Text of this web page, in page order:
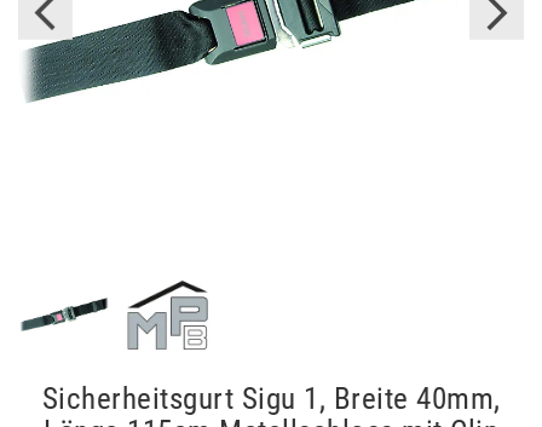
Sicherheitsgurt Sigu 1, Breite 40mm,